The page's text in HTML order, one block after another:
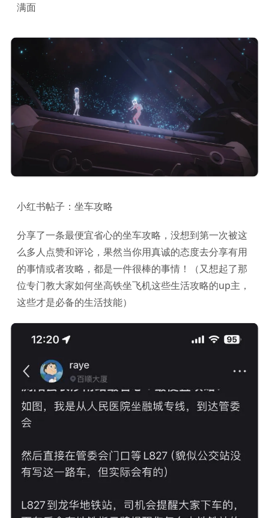
满面
小红书帖子：坐车攻略
分享了一条最便宜省心的坐车攻略，没想到第一次被这
么多人点赞和评论，果然当你用真诚的态度去分享有用
的事情或者攻略，都是一件很棒的事情！（又想起了那
位专门教大家如何坐高铁坐飞机这些生活攻略的up主，
这些才是必备的生活技能）